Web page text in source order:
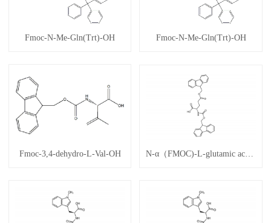
Fmoc-N-Me-Gln(Trt)-OH Fmoc-N-Me-Gln(Trt)-OH
Fmoc-3,4-dehydro-L-Val-OH